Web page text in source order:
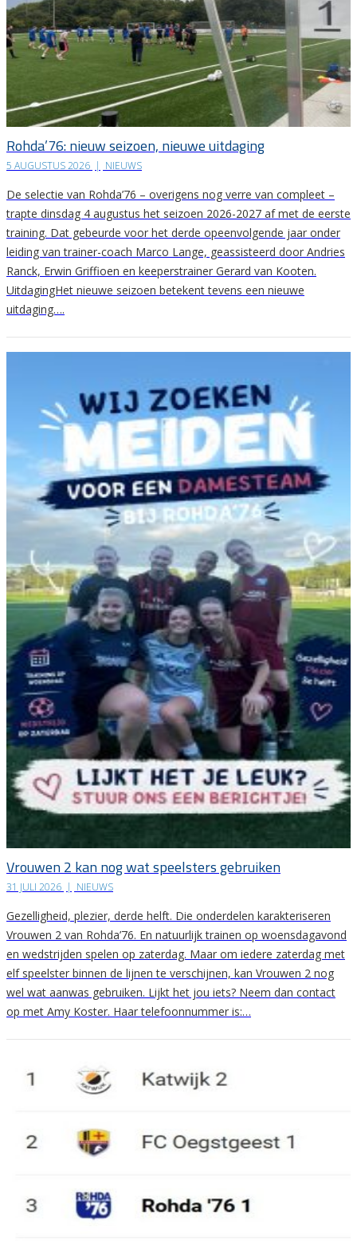
Rohda’76: nieuw seizoen, nieuwe uitdaging
5 AUGUSTUS 2026 | NIEUWS
De selectie van Rohda’76 – overigens nog verre van compleet –
trapte dinsdag 4 augustus het seizoen 2026-2027 af met de eerste
training. Dat gebeurde voor het derde opeenvolgende jaar onder
leiding van trainer-coach Marco Lange, geassisteerd door Andries
Ranck, Erwin Griffioen en keeperstrainer Gerard van Kooten.
UitdagingHet nieuwe seizoen betekent tevens een nieuwe
uitdaging….
Vrouwen 2 kan nog wat speelsters gebruiken
31 JULI 2026 | NIEUWS
Gezelligheid, plezier, derde helft. Die onderdelen karakteriseren
Vrouwen 2 van Rohda’76. En natuurlijk trainen op woensdagavond
en wedstrijden spelen op zaterdag. Maar om iedere zaterdag met
elf speelster binnen de lijnen te verschijnen, kan Vrouwen 2 nog
wel wat aanwas gebruiken. Lijkt het jou iets? Neem dan contact
op met Amy Koster. Haar telefoonnummer is:…